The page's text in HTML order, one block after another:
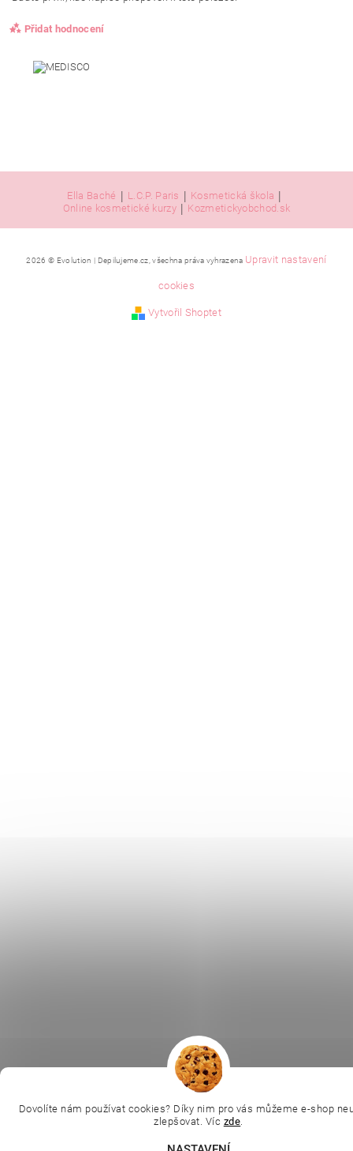
Přidat hodnocení
Ella Baché L.C.P. Paris Kosmetická škola
Online kosmetické kurzy Kozmetickyobchod.sk
2026 © Evolution | Depilujeme.cz, všechna práva vyhrazena Upravit nastavení
cookies
Vytvořil Shoptet
Dovolíte nám používat cookies? Díky nim pro vás můžeme e-shop
zlepšovat. Víc zde.